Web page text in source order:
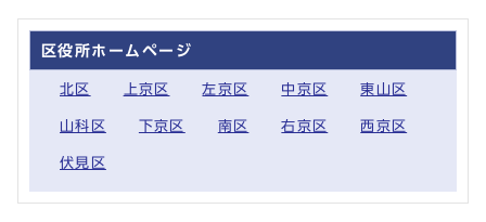
区役所ホームページ
北区 上京区 左京区 中京区 東山区
山科区 下京区 南区 右京区 西京区
伏見区